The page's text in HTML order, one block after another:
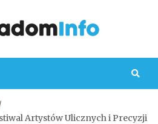
Artystów Ulicznych i Precyzji